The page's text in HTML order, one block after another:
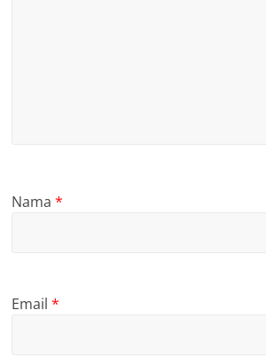
Nama*
Email*